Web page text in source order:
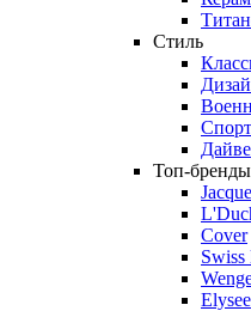
Стиль
Топ-бренды
Cover
Elysee